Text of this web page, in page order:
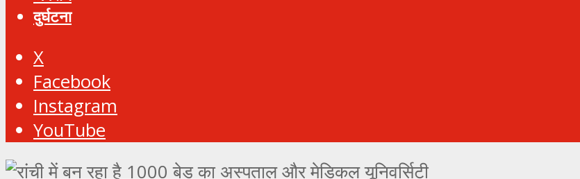
दुर्घटना
X
Facebook
Instagram
YouTube